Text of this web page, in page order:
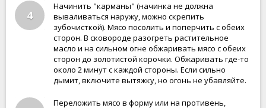
4
Начинить "карманы" (начинка не должна
вываливаться наружу, можно скрепить
зубочисткой). Мясо посолить и поперчить с обеих
сторон. В сковороде разогреть растительное
масло и на сильном огне обжаривать мясо с обеих
сторон до золотистой корочки. Обжаривать где-то
около 2 минут с каждой стороны. Если сильно
дымит, включите вытяжку, но огонь не убавляйте.
Переложить мясо в форму или на противень,